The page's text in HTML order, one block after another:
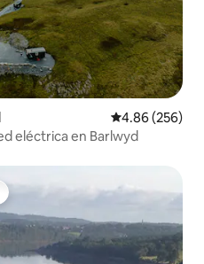
Calificación
4.86 (256)
eléctrica en Barlwyd